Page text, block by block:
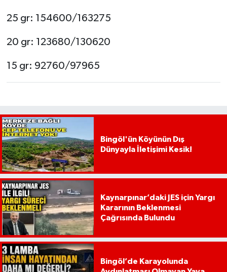
25 gr: 154600/163275
20 gr: 123680/130620
15 gr: 92760/97965
Bingöl'ün Köyünün Dış
Dünyayla İletişimi Kesik!
Kaynarpınar’daki JES için Yargı
Kararının Beklenmesi
Çağrısında Bulundu
Bingöl’de Karayolunda